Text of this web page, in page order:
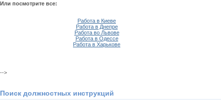
Или посмотрите все:
Работа в Киеве
Работа в Днепре
Работа во Львове
Работа в Одессе
Работа в Харькове
-->
Поиск должностных инструкций